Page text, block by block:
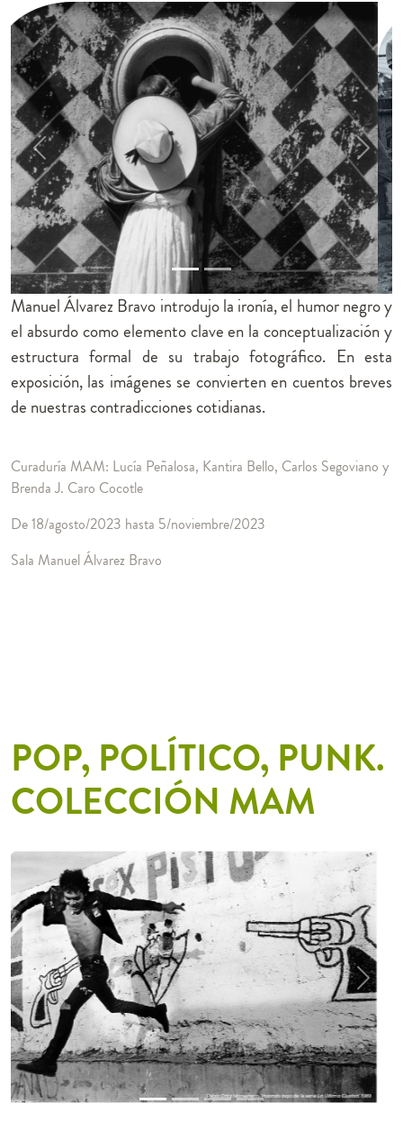
Previous Next
Manuel Álvarez Bravo introdujo la ironía, el humor negro y
el absurdo como elemento clave en la conceptualización y
estructura formal de su trabajo fotográfico. En esta
exposición, las imágenes se convierten en cuentos breves
de nuestras contradicciones cotidianas.
Curaduría MAM: Lucía Peñalosa, Kantira Bello, Carlos Segoviano y
Brenda J. Caro Cocotle
De 18/agosto/2023 hasta 5/noviembre/2023
Sala Manuel Álvarez Bravo
POP, POLÍTICO, PUNK.
COLECCIÓN MAM
Previous Next